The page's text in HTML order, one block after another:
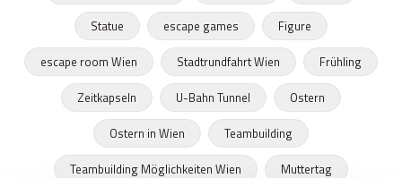
Statue
escape games
Figure
escape room Wien
Stadtrundfahrt Wien
Frühling
Zeitkapseln
U-Bahn Tunnel
Ostern
Ostern in Wien
Teambuilding
Teambuilding Möglichkeiten Wien
Muttertag